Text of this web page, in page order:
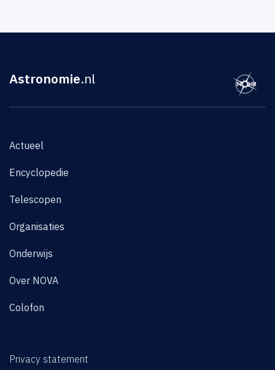
Astronomie.nl
Actueel
Encyclopedie
Telescopen
Organisaties
Onderwijs
Over NOVA
Colofon
Privacy statement